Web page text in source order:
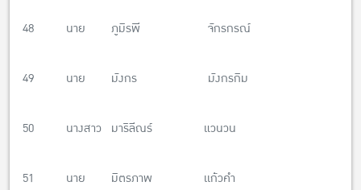
48 นาย ภูมิรพี จักรกรณ์
49 นาย มังกร มังกรกิม
50 นางสาว มาริลีณร์ แวนวน
51 นาย มิตรภาพ เเก้วคำ